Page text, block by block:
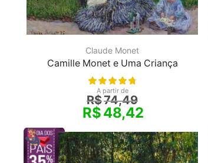
Claude Monet
Camille Monet e Uma Criança
A partir de
R$74,49
R$48,42